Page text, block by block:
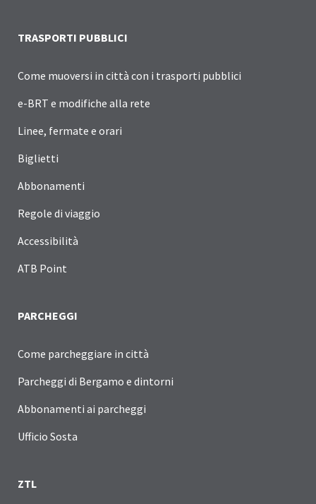
TRASPORTI PUBBLICI
Come muoversi in città con i trasporti pubblici
e-BRT e modifiche alla rete
Linee, fermate e orari
Biglietti
Abbonamenti
Regole di viaggio
Accessibilità
ATB Point
PARCHEGGI
Come parcheggiare in città
Parcheggi di Bergamo e dintorni
Abbonamenti ai parcheggi
Ufficio Sosta
ZTL